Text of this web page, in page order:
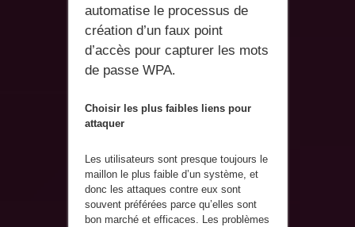
automatise le processus de
création d’un faux point
d’accès pour capturer les mots
de passe WPA.
Choisir les plus faibles liens pour
attaquer
Les utilisateurs sont presque toujours le
maillon le plus faible d’un système, et
donc les attaques contre eux sont
souvent préférées parce qu’elles sont
bon marché et efficaces. Les problèmes